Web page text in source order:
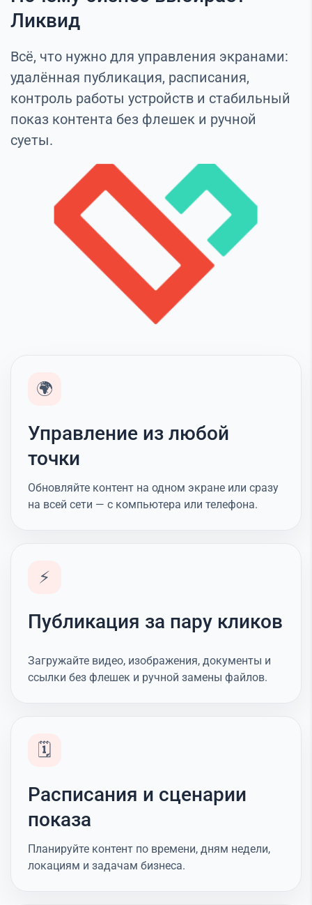
Ликвид
Всё, что нужно для управления экранами:
удалённая публикация, расписания,
контроль работы устройств и стабильный
показ контента без флешек и ручной
суеты.
🌍
Управление из любой
точки
Обновляйте контент на одном экране или сразу
на всей сети — с компьютера или телефона.
⚡
Публикация за пару кликов
Загружайте видео, изображения, документы и
ссылки без флешек и ручной замены файлов.
🗓️
Расписания и сценарии
показа
Планируйте контент по времени, дням недели,
локациям и задачам бизнеса.